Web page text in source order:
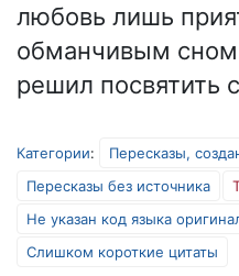
любовь лишь
обманчивым
решил посвятить
Категории:
Пересказы,
Пересказы без источника
Не указан код языка
Слишком короткие цитаты